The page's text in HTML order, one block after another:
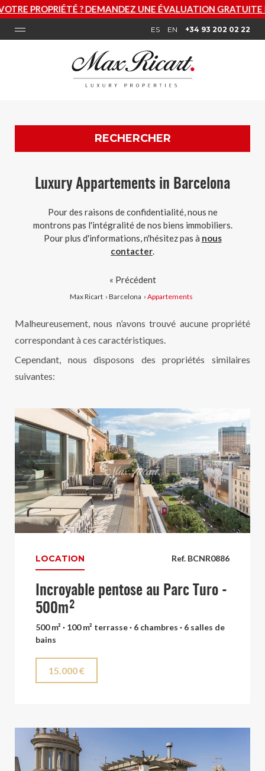
? DEMANDEZ UNE ÉVALUATION GRATUITE MAINTENANT
ES EN +34 93 202 02 22
RECHERCHER
Luxury Appartements in Barcelona
Pour des raisons de confidentialité, nous ne
montrons pas l'intégralité de nos biens immobiliers.
Pour plus d'informations, n'hésitez pas à nous
contacter.
Max Ricart › Barcelona › Appartements
« Précédent
Malheureusement, nous n’avons trouvé aucune propriété
correspondant à ces caractéristiques.
Cependant, nous disposons des propriétés similaires
suivantes:
Ref. BCNR0886
LOCATION
Incroyable pentose au Parc Turo -
500m²
500 m² · 100 m² terrasse · 6 chambres · 6 salles de
bains
15.000 €